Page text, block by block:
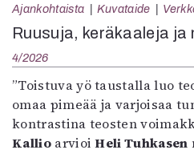
Ajankohtaista Kuvataide
Ruusuja, keräkaaleja ja
4/2026
”Toistuva yö taustalla luo
omaa pimeää ja varjoisaa
kontrastina teosten
KallioarvioiHeli Tuhkasen